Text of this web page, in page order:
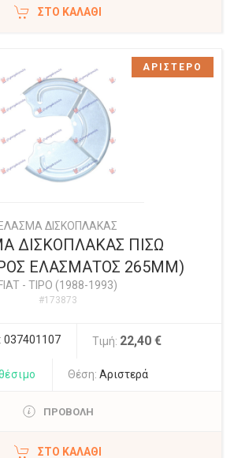
ΣΤΟ ΚΑΛΆΘΙ
ΕΛΑΣΜΑ ΔΙΣΚΟΠΛΑΚΑΣ
ΔΙΣΚΟΠΛΑΚΑΣ ΠΙΣΩ
ΕΛΑΣΜΑΤΟΣ 265ΜΜ)
FIAT - TIPO (1988-1993)
#173873
037401107 Τιμή: 22,40 €
Θέση: Αριστερά
ΠΡΟΒΟΛΗ
ΣΤΟ ΚΑΛΆΘΙ
ΑΡΙΣΤΕΡΟ